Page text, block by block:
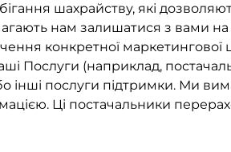
шахрайству, які
нам залишатися з вами на
конкретної маркетингової
Послуги (наприклад,
інші послуги підтримки. Ми
Ці постачальники